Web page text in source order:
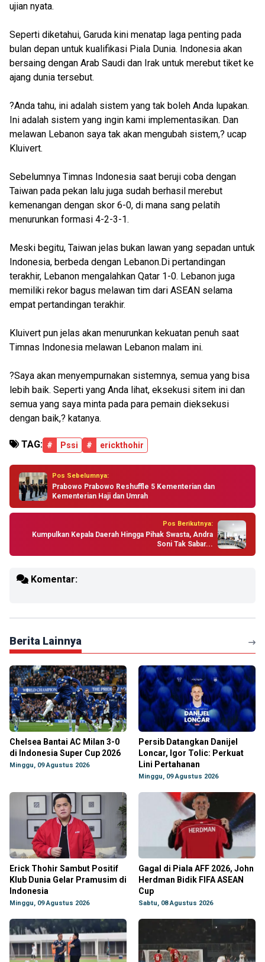
ujian nyata.
Seperti diketahui, Garuda kini menatap laga penting pada
bulan depan untuk kualifikasi Piala Dunia. Indonesia akan
bersaing dengan Arab Saudi dan Irak untuk merebut tiket ke
ajang dunia tersebut.
?Anda tahu, ini adalah sistem yang tak boleh Anda lupakan.
Ini adalah sistem yang ingin kami implementasikan. Dan
melawan Lebanon saya tak akan mengubah sistem,? ucap
Kluivert.
Sebelumnya Timnas Indonesia saat beruji coba dengan
Taiwan pada pekan lalu juga sudah berhasil merebut
kemenangan dengan skor 6-0, di mana sang pelatih
menurunkan formasi 4-2-3-1.
Meski begitu, Taiwan jelas bukan lawan yang sepadan untuk
Indonesia, berbeda dengan Lebanon.Di pertandingan
terakhir, Lebanon mengalahkan Qatar 1-0. Lebanon juga
memiliki rekor bagus melawan tim dari ASEAN selama
empat pertandingan terakhir.
Kluivert pun jelas akan menurunkan kekuatan penuh saat
Timnas Indonesia melawan Lebanon malam ini.
?Saya akan menyempurnakan sistemnya, semua yang bisa
lebih baik. Seperti yang Anda lihat, eksekusi sitem ini dan
semua yang saya minta pada para pemain dieksekusi
dengan baik,? katanya.
TAG: # Pssi # erickthohir
Pos Sebelumnya:
Prabowo Prabowo Reshuffle 5 Kementerian dan
Kementerian Haji dan Umrah
Pos Berikutnya:
Kumpulkan Kepala Daerah Hingga Pihak Swasta, Andra
Soni Tak Sabar...
Komentar:
Berita Lainnya
Chelsea Bantai AC Milan 3-0
di Indonesia Super Cup 2026
Minggu, 09 Agustus 2026
Persib Datangkan Danijel
Loncar, Igor Tolic: Perkuat
Lini Pertahanan
Minggu, 09 Agustus 2026
Erick Thohir Sambut Positif
Klub Dunia Gelar Pramusim di
Indonesia
Minggu, 09 Agustus 2026
Gagal di Piala AFF 2026, John
Herdman Bidik FIFA ASEAN
Cup
Sabtu, 08 Agustus 2026